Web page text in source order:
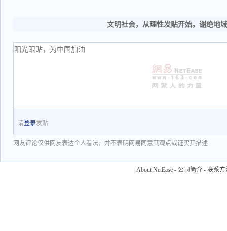
文明社会，从理性发贴开始。谢绝地
请登录发贴
网友评论仅供网友表达个人看法，并不表明网易同意其观点或证实其描述
About NetEase - 公司简介 - 联系方